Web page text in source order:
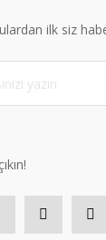
ilk siz